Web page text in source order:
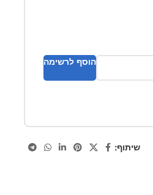
הוסף לרשימה
שיתוף: